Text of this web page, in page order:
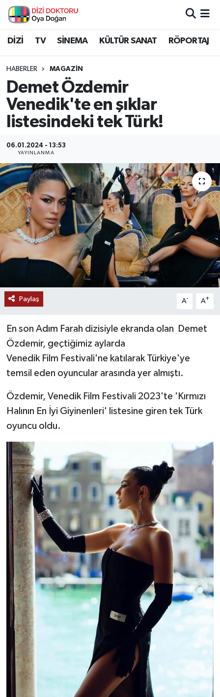
DİZİ TV SİNEMA KÜLTÜR SANAT RÖPORTAJ
HABERLER MAGAZİN
Demet Özdemir
Venedik'te en şıklar
listesindeki tek Türk!
06.01.2024 - 13:53
YAYINLANMA
Paylaş A- A+
En son Adım Farah dizisiyle ekranda olan Demet
Özdemir, geçtiğimiz aylarda
Venedik Film Festivali'ne katılarak Türkiye'ye
temsil eden oyuncular arasında yer almıştı.
Özdemir, Venedik Film Festivali 2023'te 'Kırmızı
Halının En İyi Giyinenleri' listesine giren tek Türk
oyuncu oldu.
İstanbul Nöbetçi Eczaneler
İstanbul Namaz Vakitleri
İstanbul Trafik Yoğunluk Haritası
Tüm Manşetler
Son Dakika Haberleri
Haber Arşivi